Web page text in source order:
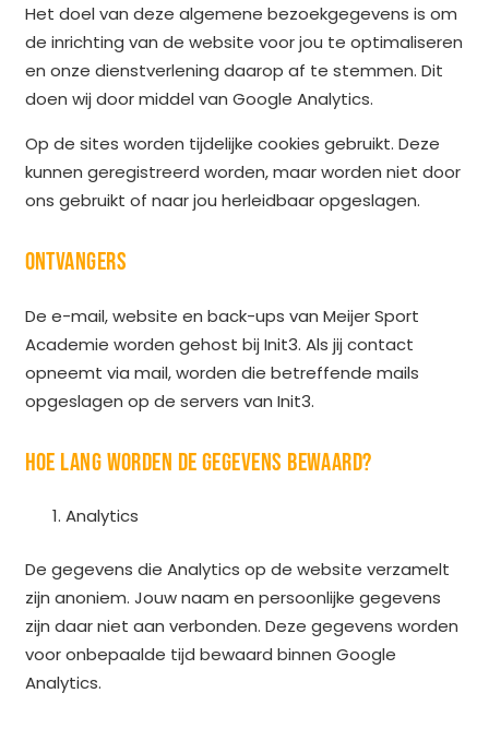
Het doel van deze algemene bezoekgegevens is om
de inrichting van de website voor jou te optimaliseren
en onze dienstverlening daarop af te stemmen. Dit
doen wij door middel van Google Analytics.
Op de sites worden tijdelijke cookies gebruikt. Deze
kunnen geregistreerd worden, maar worden niet door
ons gebruikt of naar jou herleidbaar opgeslagen.
ONTVANGERS
De e-mail, website en back-ups van Meijer Sport
Academie worden gehost bij Init3. Als jij contact
opneemt via mail, worden die betreffende mails
opgeslagen op de servers van Init3.
HOE LANG WORDEN DE GEGEVENS BEWAARD?
Analytics
De gegevens die Analytics op de website verzamelt
zijn anoniem. Jouw naam en persoonlijke gegevens
zijn daar niet aan verbonden. Deze gegevens worden
voor onbepaalde tijd bewaard binnen Google
Analytics.